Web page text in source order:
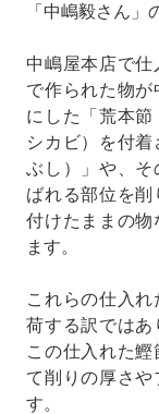
「中嶋毅さん」
中嶋屋本店で
で作られた物
にした「荒本
シカビ）を付
ぶし）」や、
ばれる部位を
付けたままの
ます。
これらの仕入
荷する訳ではあ
この仕入れた
て削りの厚さ
す。